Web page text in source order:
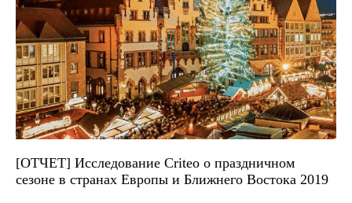
[ОТЧЕТ] Исследование Criteo о праздничном
сезоне в странах Европы и Ближнего Востока 2019